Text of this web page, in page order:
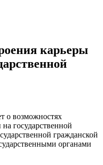
карьеры
о возможностях
государственной
гражданской
органами